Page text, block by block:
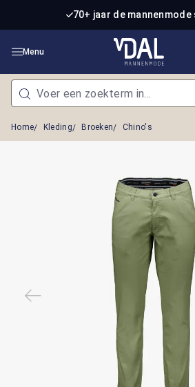
Ga naar de hoofdinhoud
70+ jaar de
Menu
Home Kleding Broeken Chino's